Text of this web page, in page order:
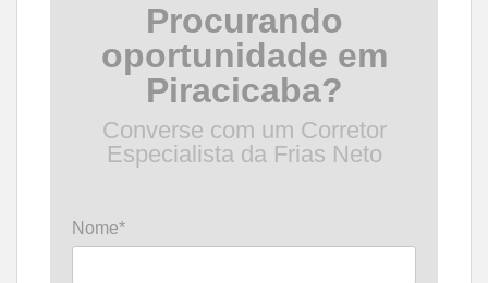
Procurando
oportunidade em
Piracicaba?
Converse com um Corretor
Especialista da Frias Neto
Nome*